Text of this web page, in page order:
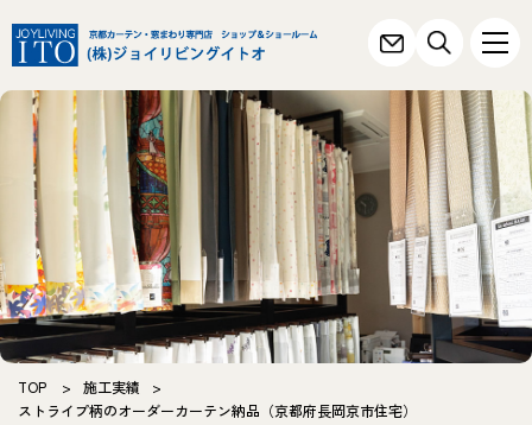
TOP > 施工実績
>
ストライプ柄のオーダーカーテン納品（京都府長岡京市住宅）